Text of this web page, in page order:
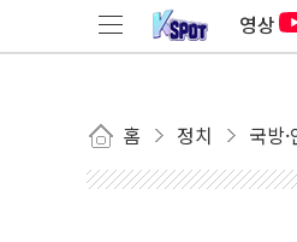
영상
홈 정치 국방·